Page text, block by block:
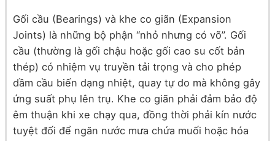
Gối cầu (Bearings) và khe co giãn (Expansion
Joints) là những bộ phận “nhỏ nhưng có võ”. Gối
cầu (thường là gối chậu hoặc gối cao su cốt bản
thép) có nhiệm vụ truyền tải trọng và cho phép
dầm cầu biến dạng nhiệt, quay tự do mà không gây
ứng suất phụ lên trụ. Khe co giãn phải đảm bảo độ
êm thuận khi xe chạy qua, đồng thời phải kín nước
tuyệt đối để ngăn nước mưa chứa muối hoặc hóa